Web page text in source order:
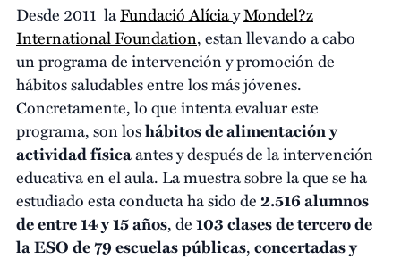
Desde 2011 laFundació AlíciayMondel?z
International Foundation, estan llevando a cabo
un programa de intervención y promoción de
hábitos saludables entre los más jóvenes.
Concretamente, lo que intenta evaluar este
programa, son loshábitos de alimentación y
actividad físicaantes y después de la intervención
educativa en el aula. La muestra sobre la que se ha
estudiado esta conducta ha sido de2.516 alumnos
de entre 14 y 15 años, de103 clases de tercero de
la ESO de 79 escuelas públicas,concertadas y